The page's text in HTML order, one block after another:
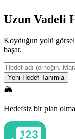
Uzun Vadeli
Koyduğun yolü
başar.
Yeni Hedef Tanımla
🏔️
Hedefsiz bir plan